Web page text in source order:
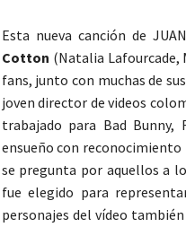
Esta nueva canción de
Cotton (Natalia Lafourcade,
fans, junto con muchas de
joven director de videos
trabajado para Bad
ensueño con reconocimiento
se pregunta por aquellos a
fue elegido para
personajes del vídeo